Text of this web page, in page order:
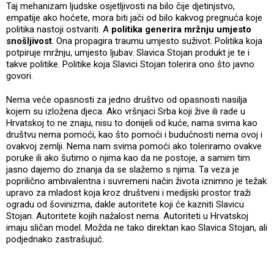
Taj mehanizam ljudske osjetljivosti na bilo čije djetinjstvo,
empatije ako hoćete, mora biti jači od bilo kakvog pregnuća koje
politika nastoji ostvariti. A politika generira mržnju umjesto
snošljivost. Ona propagira traumu umjesto suživot. Politika koja
potpiruje mržnju, umjesto ljubav. Slavica Stojan produkt je te i
takve politike. Politike koja Slavici Stojan tolerira ono što javno
govori.
Nema veće opasnosti za jedno društvo od opasnosti nasilja
kojem su izložena djeca. Ako vršnjaci Srba koji žive ili rade u
Hrvatskoj to ne znaju, nisu to donijeli od kuće, nama svima kao
društvu nema pomoći, kao što pomoći i budućnosti nema ovoj i
ovakvoj zemlji. Nema nam svima pomoći ako toleriramo ovakve
poruke ili ako šutimo o njima kao da ne postoje, a samim tim
jasno dajemo do znanja da se slažemo s njima. Ta veza je
poprilično ambivalentna i suvremeni način života iznimno je težak
upravo za mladost koja kroz društveni i medijski prostor traži
ogradu od šovinizma, dakle autoritete koji će kazniti Slavicu
Stojan. Autoritete kojih nažalost nema. Autoriteti u Hrvatskoj
imaju sličan model. Možda ne tako direktan kao Slavica Stojan, ali
podjednako zastrašujuć.